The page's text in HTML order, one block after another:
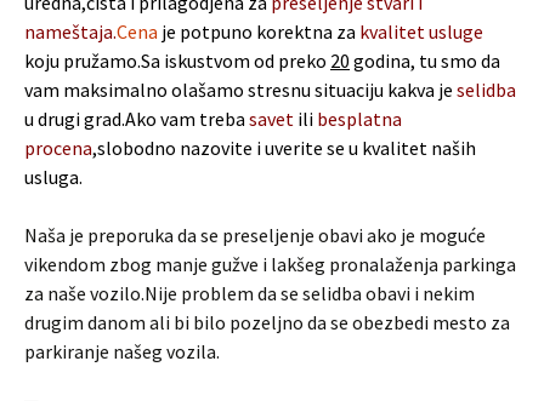
nameštaja.Cena je potpuno korektna za kvalitet usluge
koju pružamo.Sa iskustvom od preko 20 godina, tu smo da
vam maksimalno olašamo stresnu situaciju kakva je selidba
u drugi grad.Ako vam treba savet ili besplatna
procena,slobodno nazovite i uverite se u kvalitet naših
usluga.
Naša je preporuka da se preseljenje obavi ako je moguće
vikendom zbog manje gužve i lakšeg pronalaženja parkinga
za naše vozilo.Nije problem da se selidba obavi i nekim
drugim danom ali bi bilo pozeljno da se obezbedi mesto za
parkiranje našeg vozila.